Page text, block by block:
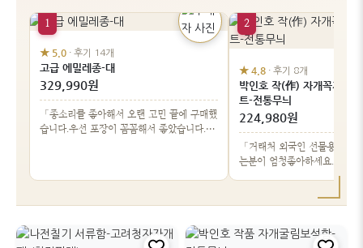
1
★ 5.0 · 후기 14개
고급 에밀레종-대
329,990원
「종소리를 좋아해서 오랜 고민 끝에 구매했
습니다.우선 포장이 꼼꼼해서 좋았습니다.아
2
★ 4.8 · 후기 8개
박인호 작(作) 자개꼭지 명
트-전통무늬
224,980원
「거래처 외국인 선물용으로
는분이 엄청좋아하세요.」